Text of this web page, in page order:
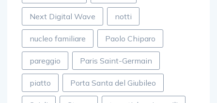
Next Digital Wave notti
nucleo familiare Paolo Chiparo
pareggio Paris Saint-Germain
piatto Porta Santa del Giubileo